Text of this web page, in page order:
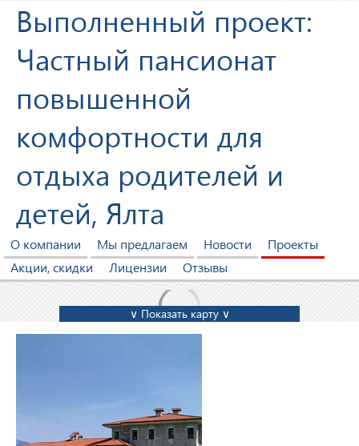
Выполненный проект:
Частный пансионат
повышенной
комфортности для
отдыха родителей и
детей, Ялта
О компании Мы предлагаем Новости
Проекты
Акции, скидки
Лицензии Отзывы
∨ Показать карту ∨